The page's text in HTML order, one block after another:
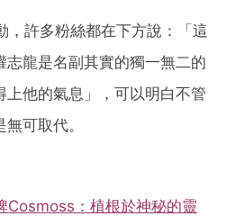
，許多粉絲都在下方說：「這
志龍是名副其實的獨一無二的
他的氣息」，可以明白不管
可取代。
：植根於神秘的靈